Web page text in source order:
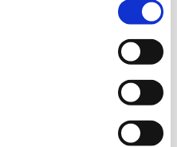
works for student use, and to